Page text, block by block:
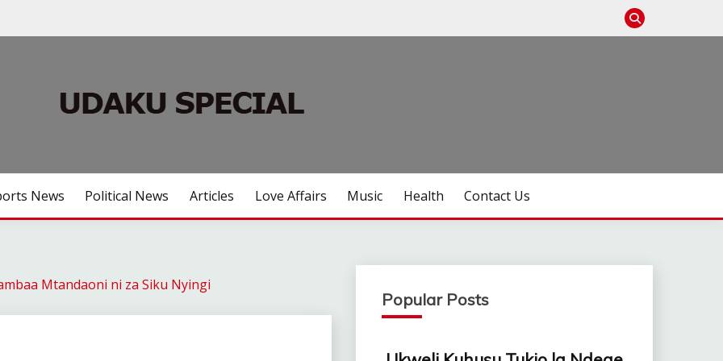
News Political News Articles Love Affairs Music Health Contact Us
Mtandaoni ni za Siku Nyingi
Popular Posts